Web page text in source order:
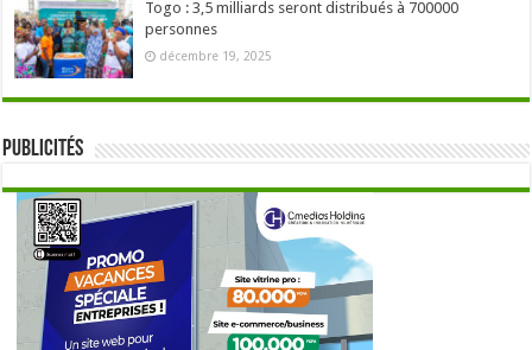
Togo : 3,5 milliards seront distribués à 700000
personnes
décembre 19, 2025
Publicités